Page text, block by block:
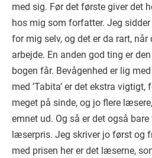
med sig. Før det første giver det
hos mig som forfatter. Jeg
for mig selv, og det er da rart,
arbejde. En anden god ting er
bogen får. Bevågenhed er lig
med ’Tabita’ er det ekstra
meget på sinde, og jo flere
emnet ud. Og så er det også
læserpris. Jeg skriver jo først og
med prisen her er det læserne,